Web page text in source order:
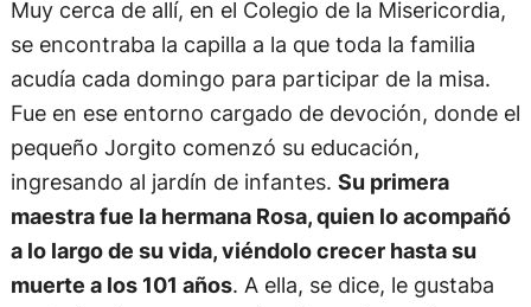
Muy cerca de allí, en el Colegio de la Misericordia,
se encontraba la capilla a la que toda la familia
acudía cada domingo para participar de la misa.
Fue en ese entorno cargado de devoción, donde el
pequeño Jorgito comenzó su educación,
ingresando al jardín de infantes. Su primera
maestra fue la hermana Rosa, quien lo acompañó
a lo largo de su vida, viéndolo crecer hasta su
muerte a los 101 años. A ella, se dice, le gustaba